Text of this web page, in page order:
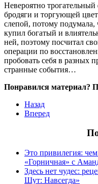
Невероятно
бродяги и торгующей
слепой, потому подумала,
купил богатый и
ней, поэтому посчитал
операции по
пробовать себя в разных
странные события…
Понравился материал?
Назад
Вперед
Это привилегия:
«Горничная» с
Здесь нет чудес:
Шут: Навсегда»